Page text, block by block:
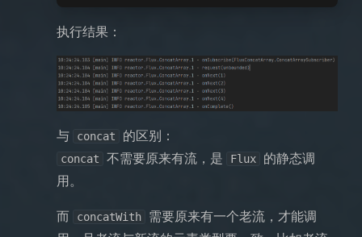
执行结果：
与 concat 的区别：
concat 不需要原来有流，是 Flux
的静态调
用。
而
concatWith
需要原来有一个老流，才能调